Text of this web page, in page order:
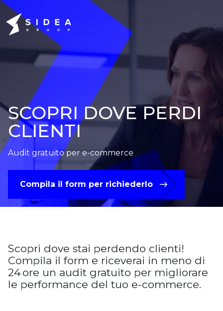
SCOPRI DOVE PERDI
CLIENTI
Audit gratuito per e-commerce
Compila il form per richiederlo
Scopri dove stai perdendo clienti!
Compila il form e riceverai in meno di
24 ore un audit gratuito per migliorare
le performance del tuo e-commerce.